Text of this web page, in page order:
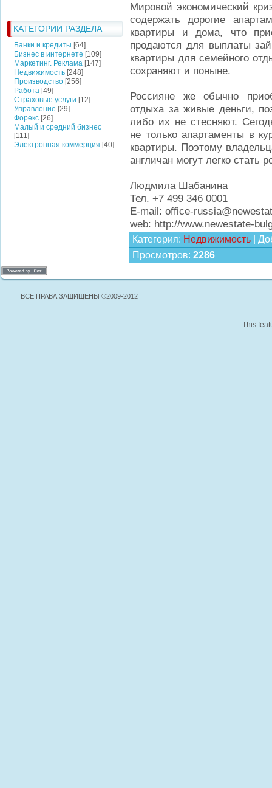
КАТЕГОРИИ РАЗДЕЛА
Банки и кредиты [64]
Бизнес в интернете [109]
Маркетинг. Реклама [147]
Недвижимость [248]
Производство [256]
Работа [49]
Страховые услуги [12]
Управление [29]
Форекс [26]
Малый и средний бизнес
[111]
Электронная коммерция [40]
Мировой экономический
содержать дорогие
квартиры и дома, что
продаются для выплаты
квартиры для семейного
сохраняют и поныне.
Россияне же обычно
отдыха за живые деньги,
либо их не стесняют.
не только апартаменты в
квартиры. Поэтому
англичан могут легко стать
Людмила Шабанина
Тел. +7 499 346 0001
E-mail: office-
web: http://www.newestate-
Категория: Недвижимость
Просмотров: 2286
ВСЕ ПРАВА ЗАЩИЩЕНЫ ©2009-2012
This